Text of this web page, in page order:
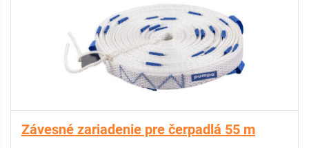
Závesné zariadenie pre čerpadlá 55 m